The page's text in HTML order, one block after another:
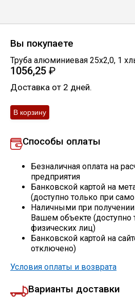
Электроды
Скобо-гибочные
Нержавейка
Алюминиевый прокат
Вы покупаете
Труба алюминиевая 25х2,0, 1
1056,25 ₽
Доставка от 2 дней.
Способы оплаты
Безналичная оплата на
предприятия
Банковской картой на
(доступно только при
Наличными при получении
Вашем объекте (доступно
физических лиц)
Банковской картой на
отключено)
Условия оплаты и возврата
Варианты доставки